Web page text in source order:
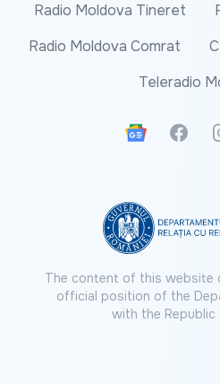
Radio Moldova Tineret
Radio Moldova Comrat
Teleradio
Google News
The content of this website
official position of the
with the Republic